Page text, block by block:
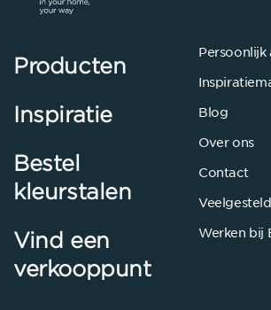
Persoonlijk
Blog
Over ons
Contact
Werken bij
Producten
Inspiratie
Bestel
kleurstalen
Vind een
verkooppunt